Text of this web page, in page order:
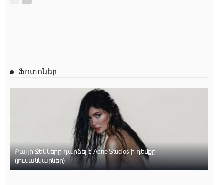
Ֆոտոներ
Քայլի Ջենները դարձել է Acne Studios-ի դեմքը
(լուսանկարներ)